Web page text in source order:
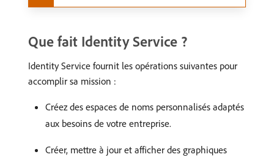
Que fait Identity Service ?
Identity Service fournit les opérations suivantes pour
accomplir sa mission :
Créez des espaces de noms personnalisés adaptés
aux besoins de votre entreprise.
Créer, mettre à jour et afficher des graphiques